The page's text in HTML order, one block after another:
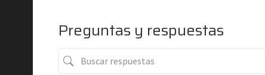
Preguntas y respuestas